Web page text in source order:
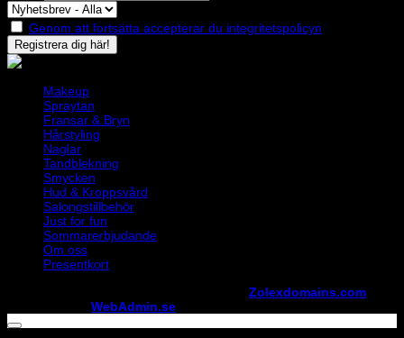
Genom att fortsätta accepterar du integritetspolicyn
Makeup
Spraytan
Fransar & Bryn
Hårstyling
Naglar
Tandblekning
Smycken
Hud & Kroppsvård
Salongstillbehör
Just for fun
Sommarerbjudande
Om oss
Presentkort
Zolexdomains.com
WebAdmin.se